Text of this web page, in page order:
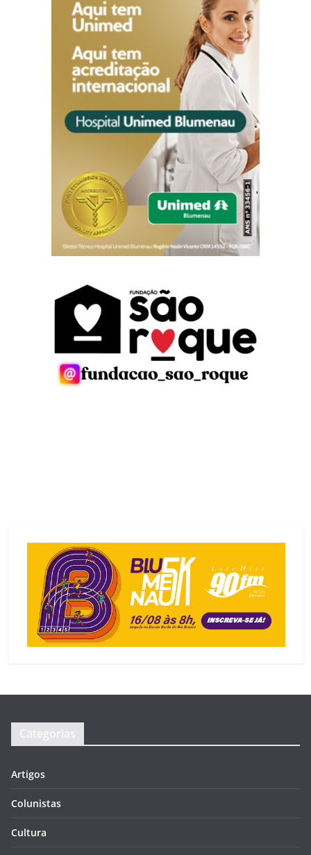
Categorias
Artigos
Colunistas
Cultura